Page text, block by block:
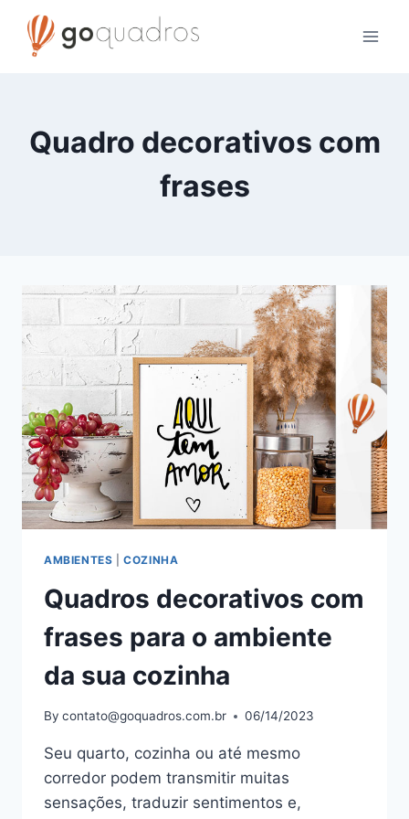
content
Quadro decorativos com
frases
AMBIENTES |COZINHA
Quadros decorativos com
frases para o ambiente
da sua cozinha
By contato@goquadros.com.br 06/14/2023
Seu quarto, cozinha ou até mesmo
corredor podem transmitir muitas
sensações, traduzir sentimentos e,